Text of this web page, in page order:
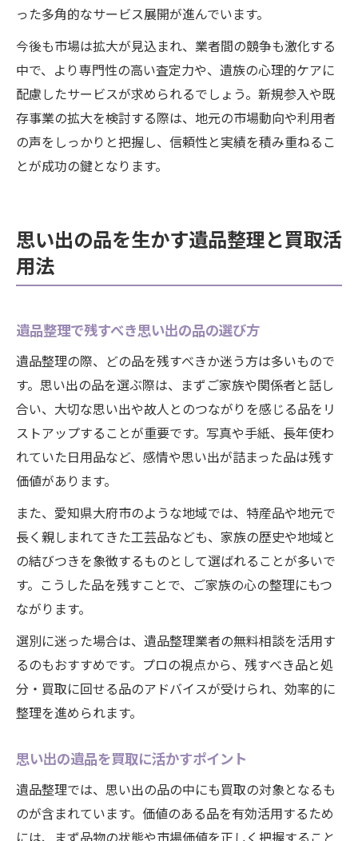
った多角的なサービス展開が進んでいます。
今後も市場は拡大が見込まれ、業者間の競争も激化する
中で、より専門性の高い査定力や、遺族の心理的ケアに
配慮したサービスが求められるでしょう。新規参入や既
存事業の拡大を検討する際は、地元の市場動向や利用者
の声をしっかりと把握し、信頼性と実績を積み重ねるこ
とが成功の鍵となります。
思い出の品を生かす遺品整理と買取活
用法
遺品整理で残すべき思い出の品の選び方
遺品整理の際、どの品を残すべきか迷う方は多いもので
す。思い出の品を選ぶ際は、まずご家族や関係者と話し
合い、大切な思い出や故人とのつながりを感じる品をリ
ストアップすることが重要です。写真や手紙、長年使わ
れていた日用品など、感情や思い出が詰まった品は残す
価値があります。
また、愛知県大府市のような地域では、特産品や地元で
長く親しまれてきた工芸品なども、家族の歴史や地域と
の結びつきを象徴するものとして選ばれることが多いで
す。こうした品を残すことで、ご家族の心の整理にもつ
ながります。
選別に迷った場合は、遺品整理業者の無料相談を活用す
るのもおすすめです。プロの視点から、残すべき品と処
分・買取に回せる品のアドバイスが受けられ、効率的に
整理を進められます。
思い出の遺品を買取に活かすポイント
遺品整理では、思い出の品の中にも買取の対象となるも
のが含まれています。価値のある品を有効活用するため
には、まず品物の状態や市場価値を正しく把握すること